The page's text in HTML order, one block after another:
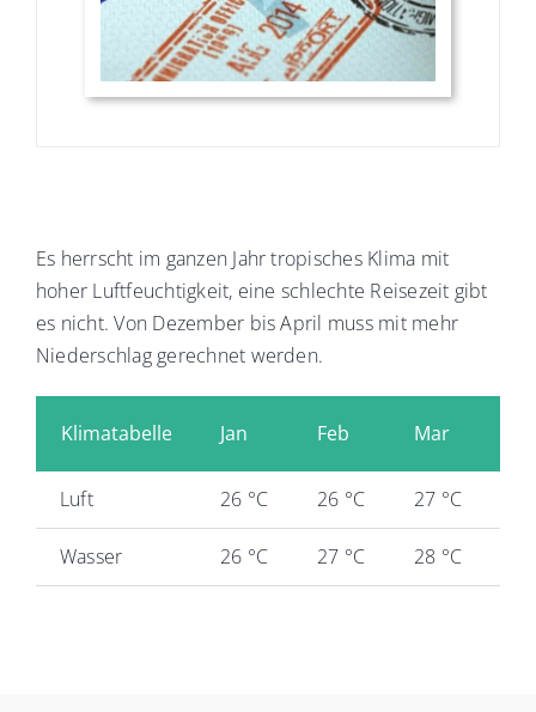
Es herrscht im ganzen Jahr tropisches Klima mit
hoher Luftfeuchtigkeit, eine schlechte Reisezeit gibt
es nicht. Von Dezember bis April muss mit mehr
Niederschlag gerechnet werden.
Klimatabelle Jan Feb Mar
Luft 26 °C 26 °C 27 °C
Wasser 26 °C 27 °C 28 °C